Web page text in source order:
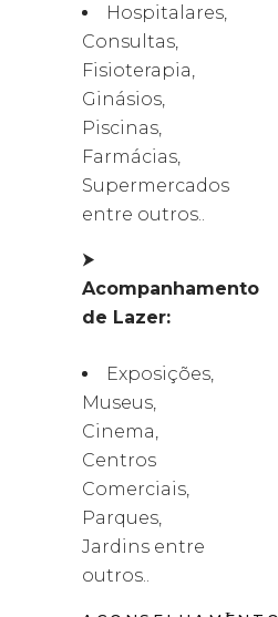
Hospitalares,
Consultas,
Fisioterapia,
Ginásios,
Piscinas,
Farmácias,
Supermercados
entre outros..
⮞
Acompanhamento
de Lazer:
Exposições,
Museus,
Cinema,
Centros
Comerciais,
Parques,
Jardins entre
outros..